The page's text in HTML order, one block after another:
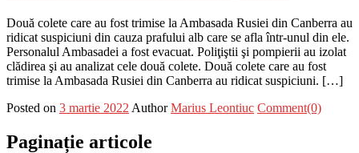
Două colete care au fost trimise la Ambasada Rusiei din Canberra au
ridicat suspiciuni din cauza prafului alb care se afla într-unul din ele.
Personalul Ambasadei a fost evacuat. Poliţiştii şi pompierii au izolat
clădirea şi au analizat cele două colete. Două colete care au fost
trimise la Ambasada Rusiei din Canberra au ridicat suspiciuni. […]
Posted on 3 martie 2022 Author Marius Leontiuc Comment(0)
Paginație articole